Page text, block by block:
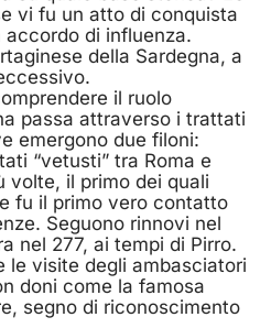
vi fu un atto di conquista
di influenza.
della Sardegna, a
il ruolo
passa attraverso i trattati
emergono due filoni:
“vetusti” tra Roma e
volte, il primo dei quali
fu il primo vero contatto
Seguono rinnovi nel
nel 277, ai tempi di Pirro.
le visite degli ambasciatori
doni come la famosa
segno di riconoscimento